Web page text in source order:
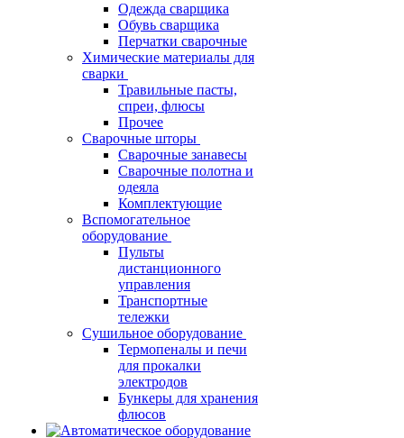
Одежда сварщика
Обувь сварщика
Перчатки сварочные
Химические материалы для
сварки
Травильные пасты,
спреи, флюсы
Прочее
Сварочные шторы
Сварочные занавесы
Сварочные полотна и
одеяла
Комплектующие
Вспомогательное
оборудование
Пульты
дистанционного
управления
Транспортные
тележки
Сушильное оборудование
Термопеналы и печи
для прокалки
электродов
Бункеры для хранения
флюсов